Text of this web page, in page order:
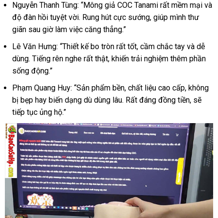
giả
nguyên
khối
COC
tròn
đùi
Tanami
rung
hút
rên
5kg
hàng
xách
tay
Nguyễn Thanh Tùng: “Mông giả COC Tanami rất mềm mại và
độ đàn hồi tuyệt vời. Rung hút cực sướng, giúp mình thư
giãn sau giờ làm việc căng thẳng.”
Lê Văn Hưng: “Thiết kế bo tròn rất tốt, cầm chắc tay và dễ
dùng. Tiếng rên nghe rất thật, khiến trải nghiệm thêm phần
sống động.”
Phạm Quang Huy: “Sản phẩm bền, chất liệu cao cấp, không
bị bẹp hay biến dạng dù dùng lâu. Rất đáng đồng tiền, sẽ
tiếp tục ủng hộ.”